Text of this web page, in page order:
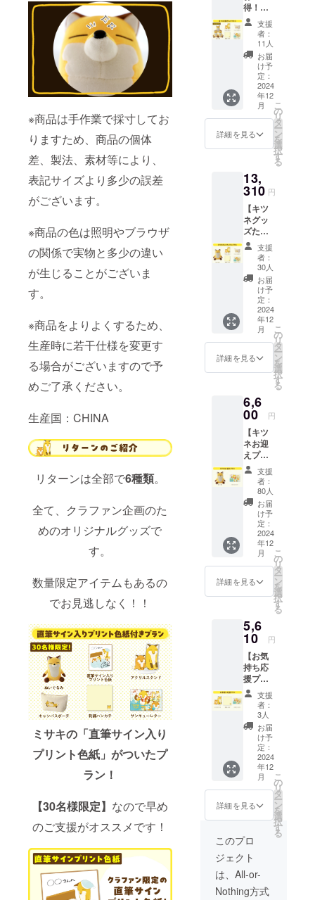
※商品は手作業で採寸してお
りますため、商品の個体
差、製法、素材等により、
表記サイズより多少の誤差
がございます。
※商品の色は照明やブラウザ
の関係で実物と多少の違い
が生じることがございま
す。
※商品をよりよくするため、
生産時に若干仕様を変更す
る場合がございますので予
めご了承ください。
生産国：CHINA
リターンは全部で6種類。
全て、クラファン企画のた
めのオリジナルグッズで
す。
数量限定アイテムもあるの
でお見逃しなく！！
ミサキの「直筆サイン入り
プリント色紙」がついたプ
ラン！
【30名様限定】 なので早め
のご支援がオススメです！
紙に入
れる宛
名をご
記入く
ださ
い。 ●
宛名の
必要が
ない場
合は
「宛名
不要」
●恐縮で
すが、
備考欄
記入後
の宛名
変更は
不可と
なって
おりま
す。 画
像はイ
メージ
です。
金額に
は消費
（10%
）と送
料990円
でおり
ます。
キュー
レ
ター 1
紙イラ
ストは
イメー
ジ画像
になり
ます。
●イラス
トとサ
りま
す。 ●
載はご
ざいま
せん。
画像は
イメー
ジで
す。 金
額には
消費税
（10%
）と送
料990円
を含ん
でおり
得！】
キツネ3
体グッ
ズプラ
ン ぬい
ぐるみ
１体分
5100円
が割引
になっ
ている
お得な
プラン
ぐる
み 3点
・アク
リルス
タン
ド 1点
・キャ
ンバス
ポー
チ 1点
・刺繍
ハンカ
チ 1点
・サン
キュー
レ
ター 1
ます。
画像は
ジで
す。 金
額には
消費税
（10%
）と送
料1,100
円を含
んでお
りま
す。
支援
者：
11人
お届
け予
定：
2024
年12
月
詳細を見る
こ
の
リ
タ
ー
ン
を
選
択
す
る
13,
310 円
【キツ
ネグッ
ズたく
さんプ
ラン】
・ぬい
ぐる
み 1点
・アク
リルス
タン
ド 1点
・キャ
ンバス
ポー
チ 1点
ハンカ
チ 1点
・サン
キュー
レ
ター 1
点 画像
はイ
メージ
です。
金額に
は消費
（10%
）と送
料990円
を含ん
支援
者：
30人
お届
け予
定：
2024
年12
月
詳細を見る
こ
の
リ
タ
ー
ン
を
選
択
す
る
6,6
00 円
【キツ
ネお迎
えプラ
ン】 ・
ぬいぐ
るみ 1
点 ・サ
キュー
ター 1
はイ
メージ
です。
税
（10%
）と送
料990円
を含ん
でおり
ます。
支援
者：
80人
お届
け予
定：
2024
年12
月
詳細を見る
こ
の
リ
タ
ー
ン
を
選
択
す
る
5,6
10 円
【お気
持ち応
援プラ
ン】 ・
アクリ
ルスタ
ンド 1
点 ・刺
繍ハン
カチ 1
点 ・サ
キュー
レ
ター 1
はイ
メージ
です。
金額に
は消費
税
支援
者：
3人
お届
け予
定：
2024
年12
月
詳細を見る
こ
の
リ
タ
ー
ン
を
選
択
す
る
このプロ
ジェクト
は、All-or-
Nothing方式